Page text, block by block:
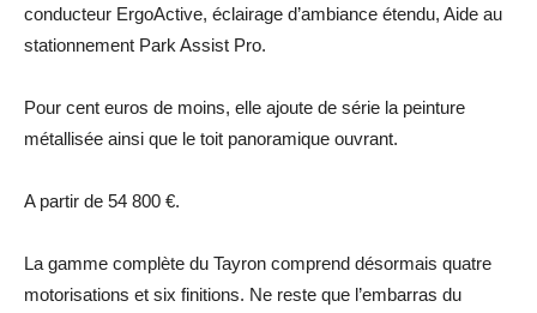
conducteur ErgoActive, éclairage d’ambiance étendu, Aide au
stationnement Park Assist Pro.
Pour cent euros de moins, elle ajoute de série la peinture
métallisée ainsi que le toit panoramique ouvrant.
A partir de 54 800 €.
La gamme complète du Tayron comprend désormais quatre
motorisations et six finitions. Ne reste que l’embarras du